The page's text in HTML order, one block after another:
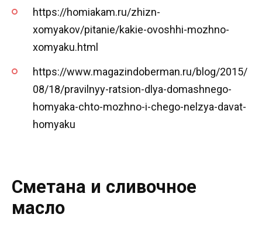
https://homiakam.ru/zhizn-
xomyakov/pitanie/kakie-ovoshhi-mozhno-
xomyaku.html
https://www.magazindoberman.ru/blog/2015/
08/18/pravilnyy-ratsion-dlya-domashnego-
homyaka-chto-mozhno-i-chego-nelzya-davat-
homyaku
Сметана и сливочное
масло